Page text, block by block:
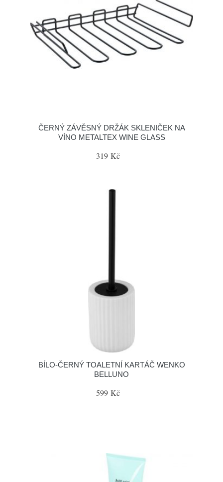
ČERNÝ ZÁVĚSNÝ DRŽÁK SKLENIČEK NA
VÍNO METALTEX WINE GLASS
319 Kč
BÍLO-ČERNÝ TOALETNÍ KARTÁČ WENKO
BELLUNO
599 Kč